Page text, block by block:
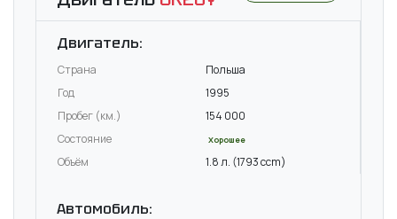
Двигатель:
Страна
Польша
Год
1995
Пробег (км.)
154 000
Состояние
Хорошее
Объём 1.8 л. (1793 ccm)
Автомобиль: